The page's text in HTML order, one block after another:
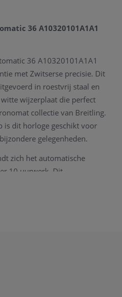
36 A10320101A1A1
36 A10320101A1A1
met Zwitserse precisie. Dit
in roestvrij staal en
wijzerplaat die perfect
collectie van Breitling.
is dit horloge geschikt voor
gelegenheden.
zich het automatische
10 uurwerk. Dit
uurwerk biedt een
De comfortabele metalen
voor een luxueuze en